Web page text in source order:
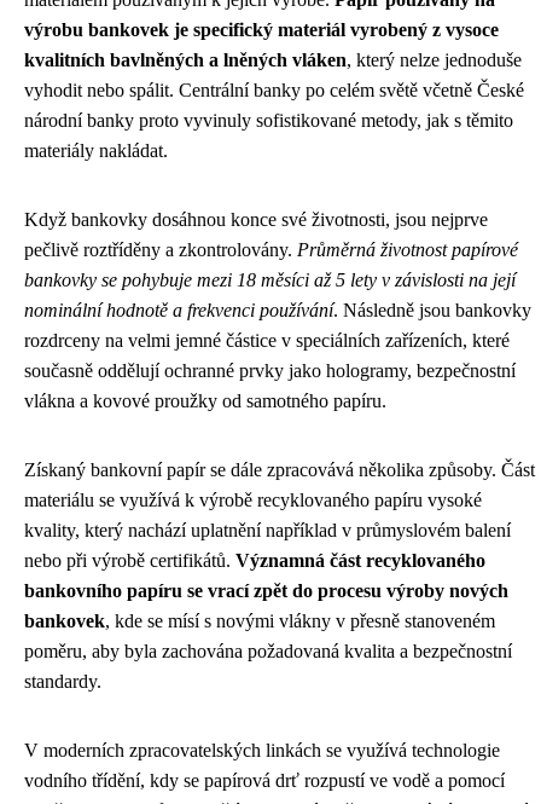
výrobu bankovek je specifický materiál vyrobený z vysoce
kvalitních bavlněných a lněných vláken, který nelze jednoduše
vyhodit nebo spálit. Centrální banky po celém světě včetně České
národní banky proto vyvinuly sofistikované metody, jak s těmito
materiály nakládat.
Když bankovky dosáhnou konce své životnosti, jsou nejprve
pečlivě roztříděny a zkontrolovány. Průměrná životnost papírové
bankovky se pohybuje mezi 18 měsíci až 5 lety v závislosti na její
nominální hodnotě a frekvenci používání. Následně jsou bankovky
rozdrceny na velmi jemné částice v speciálních zařízeních, které
současně oddělují ochranné prvky jako hologramy, bezpečnostní
vlákna a kovové proužky od samotného papíru.
Získaný bankovní papír se dále zpracovává několika způsoby. Část
materiálu se využívá k výrobě recyklovaného papíru vysoké
kvality, který nachází uplatnění například v průmyslovém balení
nebo při výrobě certifikátů. Významná část recyklovaného
bankovního papíru se vrací zpět do procesu výroby nových
bankovek, kde se mísí s novými vlákny v přesně stanoveném
poměru, aby byla zachována požadovaná kvalita a bezpečnostní
standardy.
V moderních zpracovatelských linkách se využívá technologie
vodního třídění, kdy se papírová drť rozpustí ve vodě a pomocí